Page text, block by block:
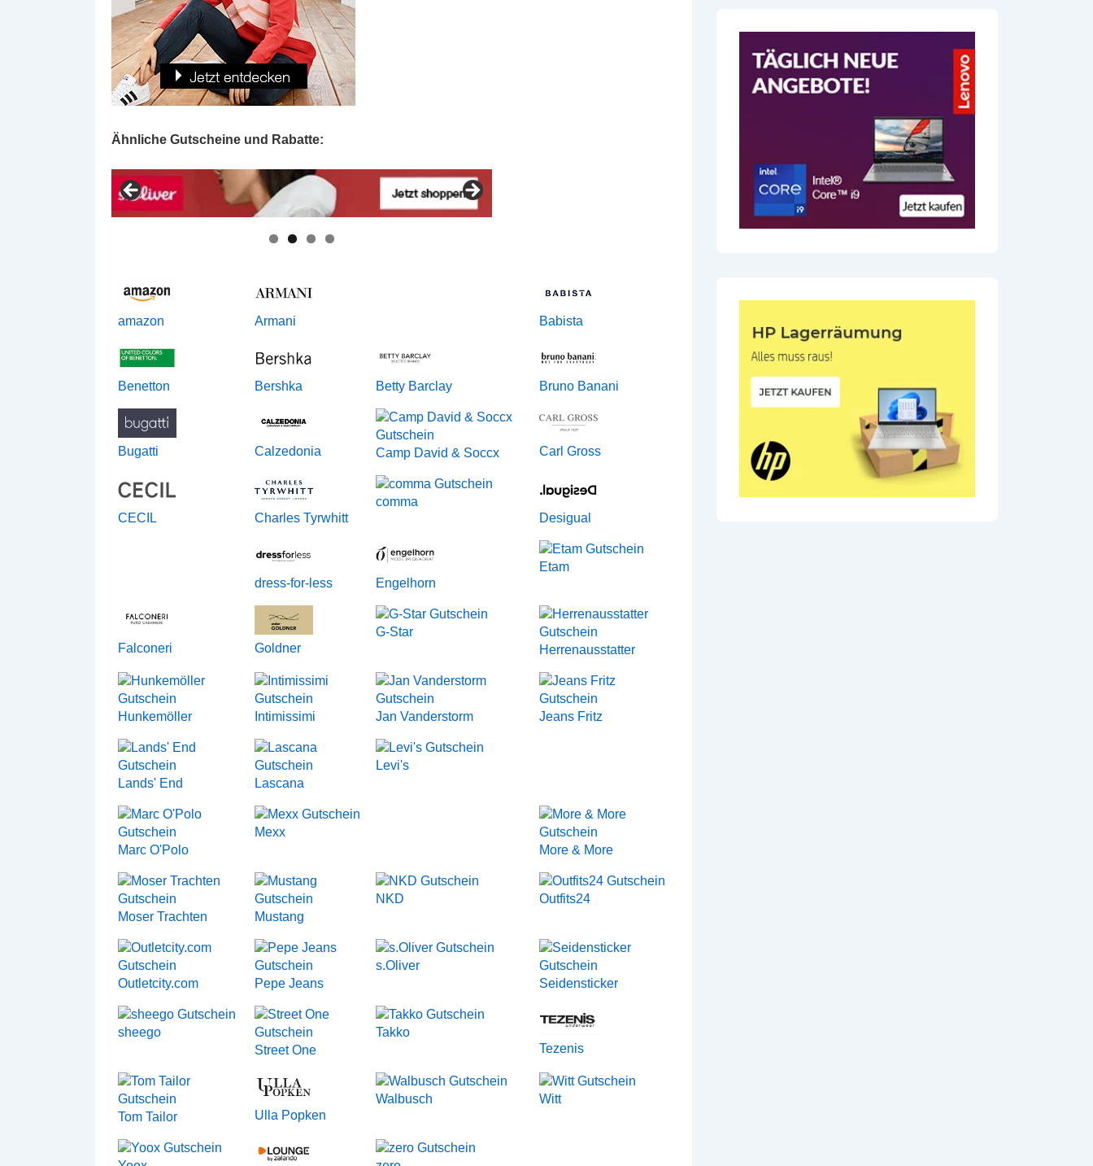
Ähnliche Gutscheine und Rabatte:
amazon Armani Babista
Benetton Bershka Betty Barclay Bruno Banani
Bugatti Calzedonia Camp David & Soccx Carl Gross
CECIL Charles Tyrwhitt
comma
Desigual
dress-for-less Engelhorn
Etam
Falconeri Goldner
G-Star
Herrenausstatter
Hunkemöller Intimissimi Jan Vanderstorm Jeans Fritz
Lands' End Lascana
Levi's
Marc O'Polo
Mexx
More & More
Moser Trachten Mustang
NKD Outfits24
Outletcity.com Pepe Jeans
s.Oliver
Seidensticker
sheego
Street One
Takko
Tezenis
Tom Tailor Ulla Popken
Walbusch Witt